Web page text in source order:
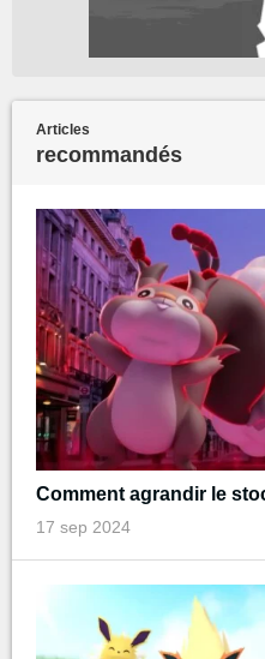
Articles
recommandés
Comment agrandir le
17 sep 2024